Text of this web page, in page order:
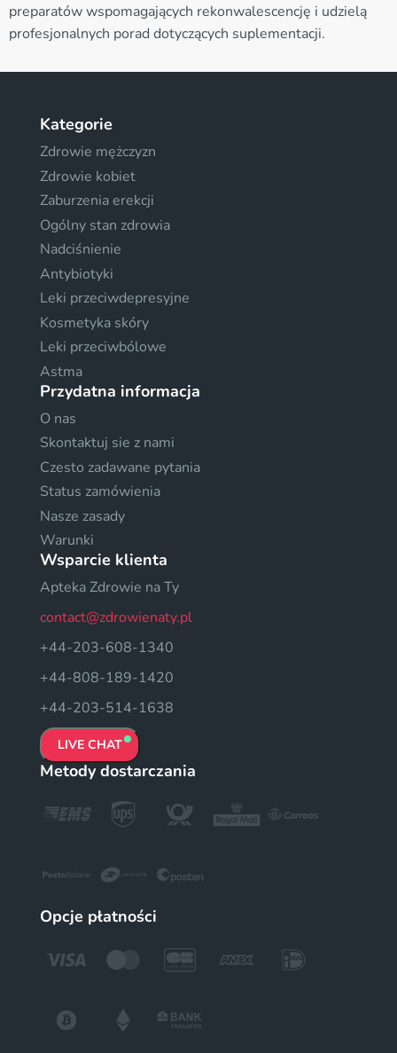
preparatów wspomagających rekonwalescencję i udzielą
profesjonalnych porad dotyczących suplementacji.
Kategorie
Zdrowie mężczyzn
Zdrowie kobiet
Zaburzenia erekcji
Ogólny stan zdrowia
Nadciśnienie
Antybiotyki
Leki przeciwdepresyjne
Kosmetyka skóry
Leki przeciwbólowe
Astma
Przydatna informacja
O nas
Skontaktuj sie z nami
Czesto zadawane pytania
Status zamówienia
Nasze zasady
Warunki
Wsparcie klienta
Apteka Zdrowie na Ty
contact@zdrowienaty.pl
+44-203-608-1340
+44-808-189-1420
+44-203-514-1638
LIVE CHAT
Metody dostarczania
Opcje płatności